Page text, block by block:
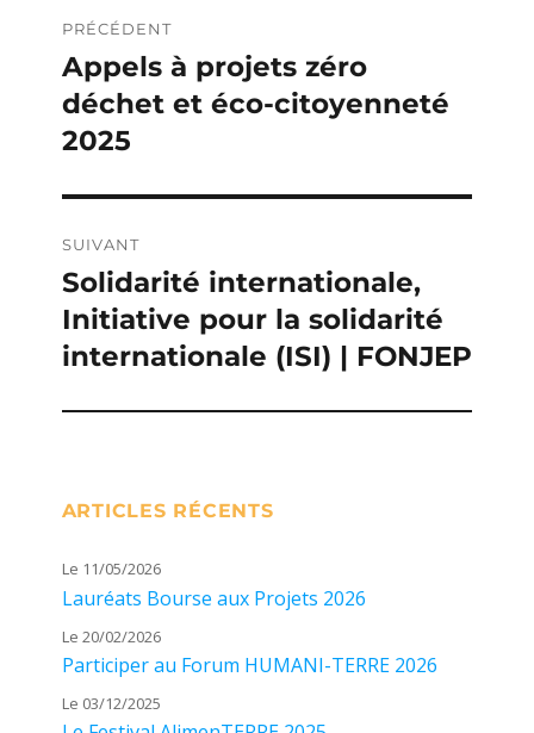
de
l’article
PRÉCÉDENT
Publication
précédente :
Appels à projets zéro
déchet et éco-citoyenneté
2025
SUIVANT
Publication
suivante :
Solidarité internationale,
Initiative pour la solidarité
internationale (ISI) | FONJEP
ARTICLES RÉCENTS
Le 11/05/2026
Lauréats Bourse aux Projets 2026
Le 20/02/2026
Participer au Forum HUMANI-TERRE 2026
Le 03/12/2025